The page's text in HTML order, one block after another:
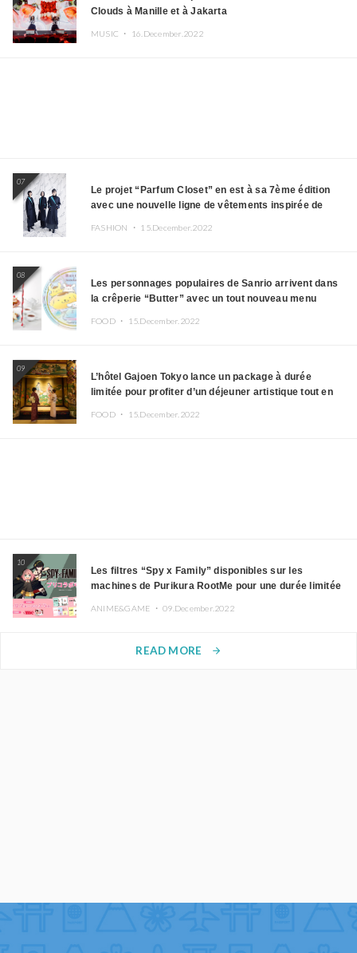
Clouds à Manille et à Jakarta
MUSIC ・ 16.December.2022
07
Le projet “Parfum Closet” en est à sa 7ème édition
avec une nouvelle ligne de vêtements inspirée de
FASHION ・ 15.December.2022
08
Les personnages populaires de Sanrio arrivent dans
la crêperie “Butter” avec un tout nouveau menu
FOOD ・ 15.December.2022
09
L’hôtel Gajoen Tokyo lance un package à durée
limitée pour profiter d’un déjeuner artistique tout en
FOOD ・ 15.December.2022
10
Les filtres “Spy x Family” disponibles sur les
machines de Purikura RootMe pour une durée limitée
ANIME&GAME ・09.December.2022
READ MORE arrow_forward